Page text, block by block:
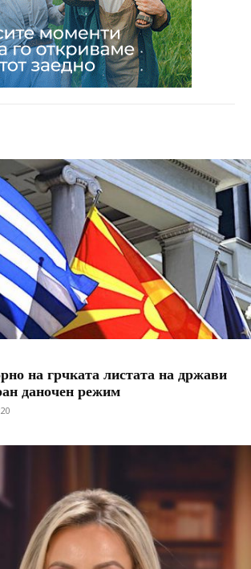
на грчката листата на држави
даночен режим